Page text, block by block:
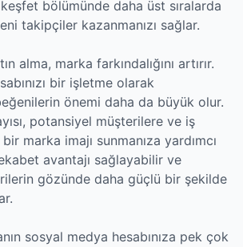
keşfet bölümünde daha üst sıralarda
takipçiler kazanmanızı sağlar.
alma, marka farkındalığını artırır.
bir işletme olarak
önemi daha da büyük olur.
potansiyel müşterilere ve iş
marka imajı sunmanıza yardımcı
avantajı sağlayabilir ve
gözünde daha güçlü bir şekilde
sosyal medya hesabınıza pek çok